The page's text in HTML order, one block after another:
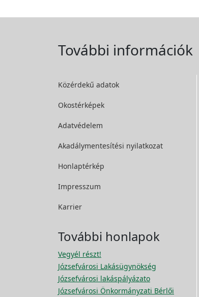
További információk
Közérdekű adatok
Okostérképek
Adatvédelem
Akadálymentesítési nyilatkozat
Honlaptérkép
Impresszum
Karrier
További honlapok
Vegyél részt!
Józsefvárosi Lakásügynökség
Józsefvárosi lakáspályázato
Józsefvárosi Önkormányzati Bérlői